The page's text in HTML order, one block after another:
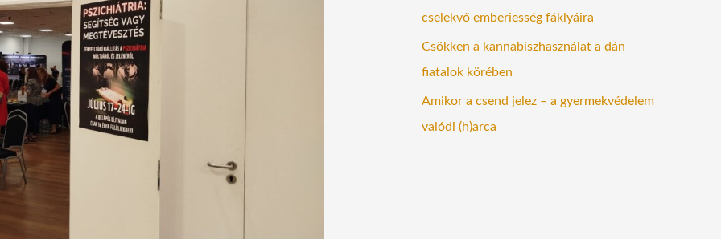
cselekvő emberiesség fáklyáira
Csökken a kannabiszhasználat a dán
fiatalok körében
Amikor a csend jelez – a gyermekvédelem
valódi (h)arca